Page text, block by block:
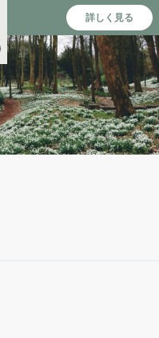
詳しく見る